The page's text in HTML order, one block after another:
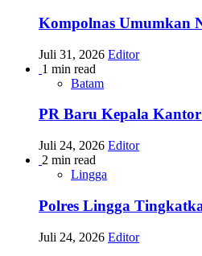
Kompolnas Umumkan
Juli 31, 2026 Editor
1 min read
Batam
PR Baru Kepala
Juli 24, 2026 Editor
2 min read
Lingga
Polres Lingga
Juli 24, 2026 Editor